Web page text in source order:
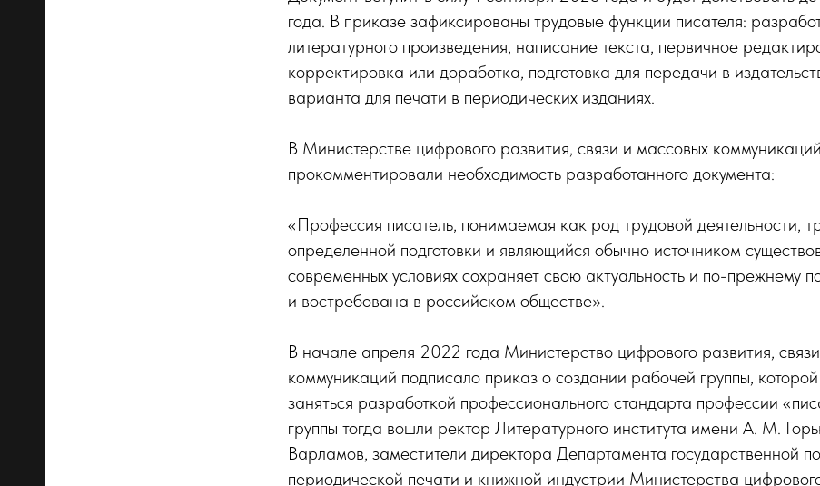
года. В приказе зафиксированы трудовые функции писателя:
литературного произведения, написание текста, первичное
корректировка или доработка, подготовка для передачи в
варианта для печати в периодических изданиях.
В Министерстве цифрового развития, связи и массовых коммуникаций
прокомментировали необходимость разработанного документа:
«Профессия писатель, понимаемая как род трудовой деятельности,
определенной подготовки и являющийся обычно источником
современных условиях сохраняет свою актуальность и по-прежнему
и востребована в российском обществе».
В начале апреля 2022 года Министерство цифрового развития,
коммуникаций подписало приказ о создании рабочей группы,
заняться разработкой профессионального стандарта профессии
группы тогда вошли ректор Литературного института имени А. М.
Варламов, заместители директора Департамента государственной
периодической печати и книжной индустрии Министерства